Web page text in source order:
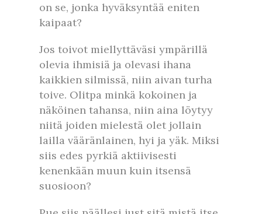
on se, jonka hyväksyntää eniten
kaipaat?
Jos toivot miellyttäväsi ympärillä
olevia ihmisiä ja olevasi ihana
kaikkien silmissä, niin aivan turha
toive. Olitpa minkä kokoinen ja
näköinen tahansa, niin aina löytyy
niitä joiden mielestä olet jollain
lailla vääränlainen, hyi ja yäk. Miksi
siis edes pyrkiä aktiivisesti
kenenkään muun kuin itsensä
suosioon?